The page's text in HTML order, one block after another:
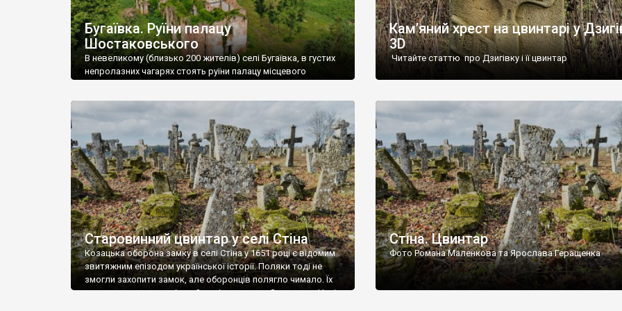
Бугаївка. Руїни палацу
Шостаковського
В невеликому (близько 200 жителів) селі Бугаївка, в густих
непролазних чагарях стоять руїни палацу місцевого
потім клуб, ще пізніше – гуртожиток. У 60-х роках минулого
століття тут розмістили туберкульозну лікарню. Коли із
палацу виїхала лікарня – ми точно не […]
Кам’яний хрест на цвинтарі у
3D
Читайте статтю про Дзигівку і її цвинтар
Старовинний цвинтар у селі Стіна
Козацька оборона замку в селі Стіна у 1651 році є відомим
звитяжним епізодом української історії. Поляки тоді не
змогли захопити замок, але оборонців полягло чимало. Їх
поховали на цвинтарі, який тоді називався Замковим. Нині
Стіна. Цвинтар
Фото Романа Маленкова та Ярослава Геращенка